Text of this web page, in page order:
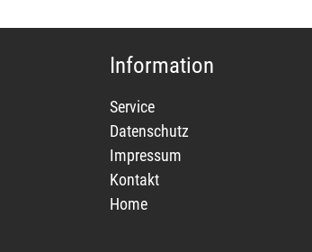
Information
Service
Datenschutz
Impressum
Kontakt
Home